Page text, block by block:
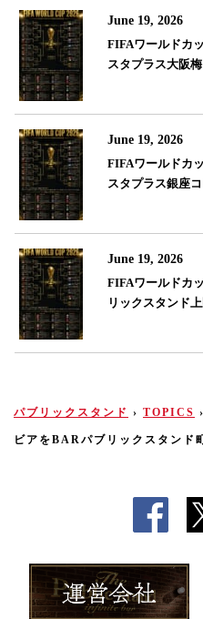
June 19, 2026
FIFAワールドカ
スタプラス大阪
June 19, 2026
FIFAワールドカ
スタプラス銀座
June 19, 2026
FIFAワールドカ
リックスタンド
パブリックスタンド › TOPICS ›
ビアをBARパブリックスタンド